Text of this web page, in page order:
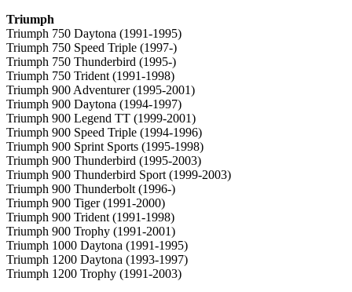
Triumph
Triumph 750 Daytona (1991-1995)
Triumph 750 Speed Triple (1997-)
Triumph 750 Thunderbird (1995-)
Triumph 750 Trident (1991-1998)
Triumph 900 Adventurer (1995-2001)
Triumph 900 Daytona (1994-1997)
Triumph 900 Legend TT (1999-2001)
Triumph 900 Speed Triple (1994-1996)
Triumph 900 Sprint Sports (1995-1998)
Triumph 900 Thunderbird (1995-2003)
Triumph 900 Thunderbird Sport (1999-2003)
Triumph 900 Thunderbolt (1996-)
Triumph 900 Tiger (1991-2000)
Triumph 900 Trident (1991-1998)
Triumph 900 Trophy (1991-2001)
Triumph 1000 Daytona (1991-1995)
Triumph 1200 Daytona (1993-1997)
Triumph 1200 Trophy (1991-2003)